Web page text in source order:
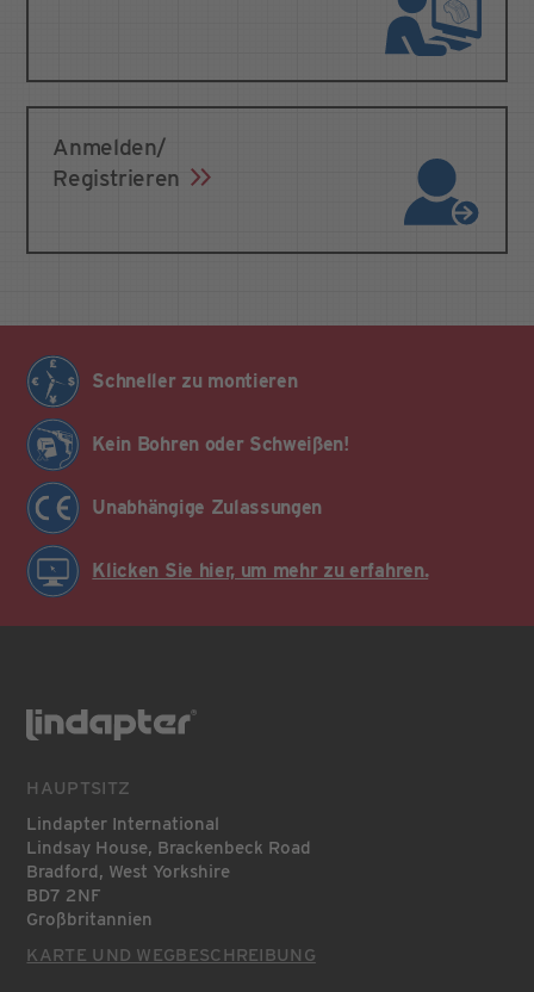
Anmelden/
Registrieren
Schneller zu montieren
Kein Bohren oder Schweißen!
Unabhängige Zulassungen
Klicken Sie hier, um mehr zu erfahren.
HAUPTSITZ
Lindapter International
Lindsay House, Brackenbeck Road
Bradford, West Yorkshire
BD7 2NF
Großbritannien
KARTE UND WEGBESCHREIBUNG